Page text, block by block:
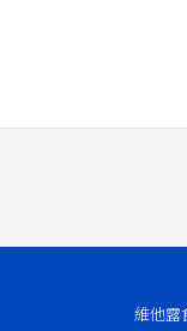
維他露